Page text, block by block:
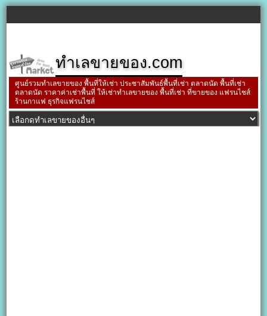
ทำเลขายของ.com
ศูนย์รวมทำเลขายของ พื้นที่ให้เช่า ประชาสัมพันธ์พื้นที่เช่า ตลาดนัด พื้นที่เช่า
ตลาดนัด ราคาค่าเช่าพื้นที่ ให้เช่าทำเลขายของ พื้นที่เช่า ที่ขายของ แฟรนไชส์
ร้านกาแฟ ธุรกิจแฟรนไชส์